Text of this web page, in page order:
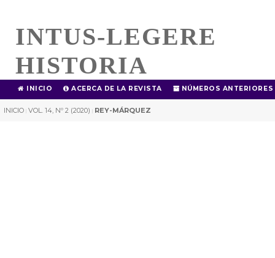
INTUS-LEGERE
HISTORIA
INICIO ACERCA DE LA REVISTA NÚMEROS ANTERIORES
INICIO | VOL. 14, Nº 2 (2020) | REY-MÁRQUEZ